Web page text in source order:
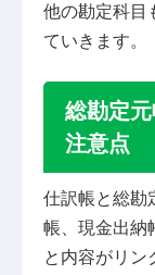
他の勘定科目
ていきます。
総勘定
注意点
仕訳帳と総勘
帳、現金出納
と内容がリン